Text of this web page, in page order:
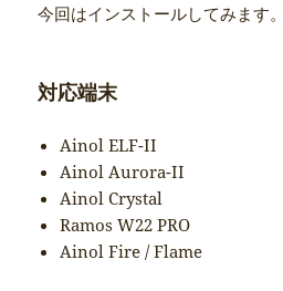
今回はインストールしてみます。
対応端末
Ainol ELF-II
Ainol Aurora-II
Ainol Crystal
Ramos W22 PRO
Ainol Fire / Flame